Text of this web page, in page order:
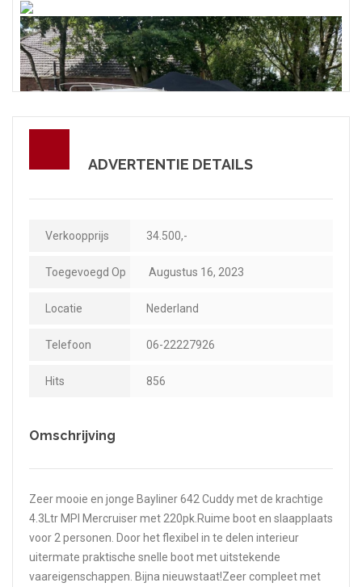
ADVERTENTIE DETAILS
Verkoopprijs 34.500,-
Toegevoegd Op Augustus 16, 2023
Locatie Nederland
Telefoon 06-22227926
Hits 856
Omschrijving
Zeer mooie en jonge Bayliner 642 Cuddy met de krachtige
4.3Ltr MPI Mercruiser met 220pk.Ruime boot en slaapplaats
voor 2 personen. Door het flexibel in te delen interieur
uitermate praktische snelle boot met uitstekende
vaareigenschappen. Bijna nieuwstaat!Zeer compleet met